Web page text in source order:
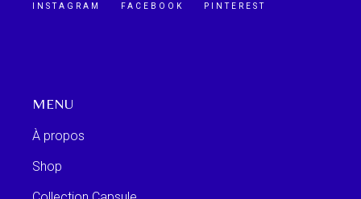
INSTAGRAM FACEBOOK PINTEREST
MENU
À propos
Shop